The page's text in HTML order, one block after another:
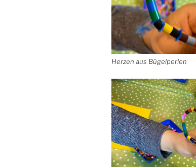
Herzen aus Bügelperlen